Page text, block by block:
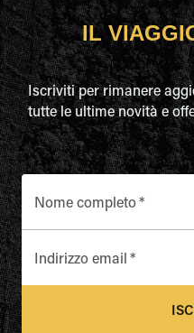
IL
Iscriviti per rimanere
tutte le ultime novità e
Nome completo*
Indirizzo email *